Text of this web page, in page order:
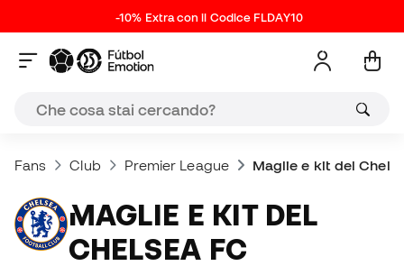
-10% Extra con il Codice FLDAY10
Fans Club Premier League Maglie e kit del
MAGLIE E KIT DEL
CHELSEA FC